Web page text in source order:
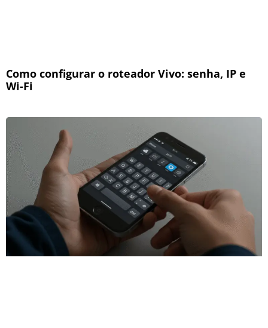
Como configurar o roteador Vivo: senha, IP e
Wi-Fi